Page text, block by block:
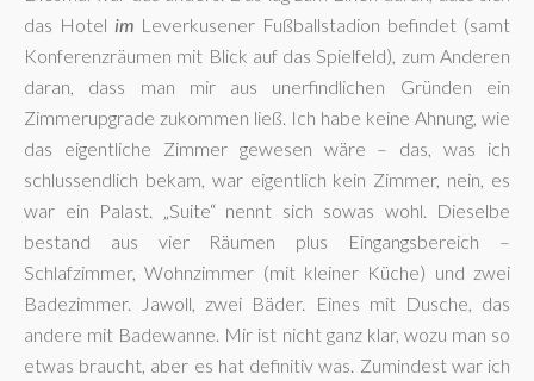
das Hotel im Leverkusener Fußballstadion befindet (samt
Konferenzräumen mit Blick auf das Spielfeld), zum Anderen
daran, dass man mir aus unerfindlichen Gründen ein
Zimmerupgrade zukommen ließ. Ich habe keine Ahnung, wie
das eigentliche Zimmer gewesen wäre – das, was ich
schlussendlich bekam, war eigentlich kein Zimmer, nein, es
war ein Palast. „Suite“ nennt sich sowas wohl. Dieselbe
bestand aus vier Räumen plus Eingangsbereich –
Schlafzimmer, Wohnzimmer (mit kleiner Küche) und zwei
Badezimmer. Jawoll, zwei Bäder. Eines mit Dusche, das
andere mit Badewanne. Mir ist nicht ganz klar, wozu man so
etwas braucht, aber es hat definitiv was. Zumindest war ich